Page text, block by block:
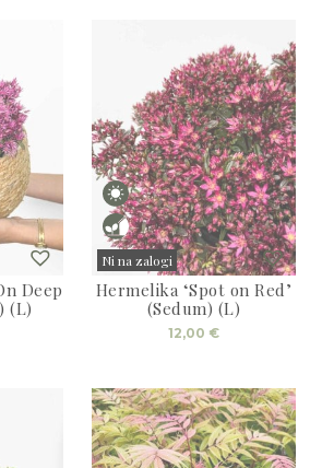
Deep
(L)
Ni na zalogi
Sold
Hermelika ‘Spot on Red’
(Sedum) (L)
12,00 €